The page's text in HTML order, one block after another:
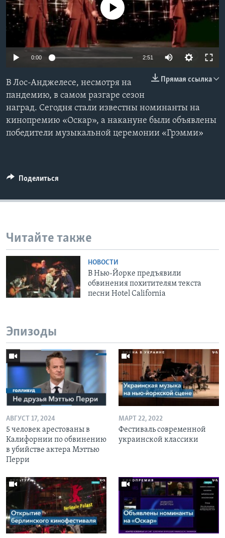
Learning English
СОЦИАЛЬНЫЕ СЕТИ
Языки
No media source currently available
0:00 2:51
Прямая ссылка
В Лос-Анджелесе, несмотря на
пандемию, в самом разгаре сезон
наград. Сегодня стали известны номинанты на
кинопремию «Оскар», а накануне были объявлены
победители музыкальной церемонии «Грэмми»
Поделиться
Читайте также
НОВОСТИ
В Нью-Йорке предъявили
обвинения похитителям текста
песни Hotel California
Эпизоды
АВГУСТ 17, 2024
5 человек арестованы в
Калифорнии по обвинению
в убийстве актера Мэттью
Перри
МАРТ 22, 2022
Фестиваль современной
украинской классики